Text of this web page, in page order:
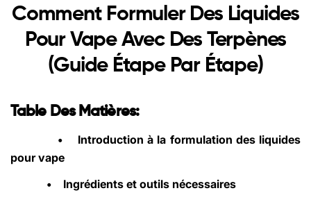
Comment Formuler Des Liquides
Pour Vape Avec Des Terpènes
(guide Étape Par Étape)
Table Des Matières:
•
Introduction à la formulation des liquides
pour vape
•
Ingrédients et outils nécessaires